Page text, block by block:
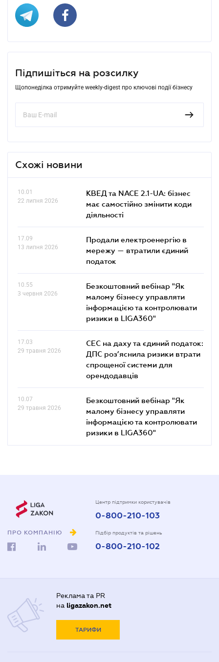
Підпишіться на розсилку
Щопонеділка отримуйте weekly-digest про ключові події бізнесу
Схожі новини
10.01
22 липня 2026
КВЕД та NACE 2.1-UA: бізнес
має самостійно змінити коди
діяльності
17.09
13 липня 2026
Продали електроенергію в
мережу — втратили єдиний
податок
10.55
3 червня 2026
Безкоштовний вебінар "Як
малому бізнесу управляти
інформацією та контролювати
ризики в LIGA360"
17.03
29 травня 2026
СЕС на даху та єдиний податок:
ДПС роз’яснила ризики втрати
спрощеної системи для
орендодавців
10.07
29 травня 2026
Безкоштовний вебінар "Як
малому бізнесу управляти
інформацією та контролювати
ризики в LIGA360"
ПРО КОМПАНІЮ
Центр підтримки користувачів
0-800-210-103
Підбір продуктів та рішень
0-800-210-102
Реклама та PR
на ligazakon.net
ТАРИФИ